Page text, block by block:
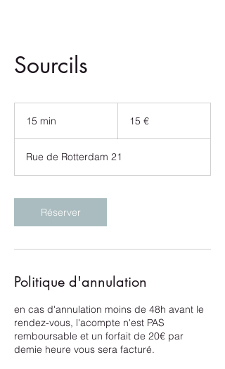
Sourcils
15 min
i
n
15 €
Rue de Rotterdam 21
Réserver
Politique d'annulation
en cas d'annulation moins de 48h avant le
rendez-vous, l'acompte n'est PAS
remboursable et un forfait de 20€ par
demie heure vous sera facturé.